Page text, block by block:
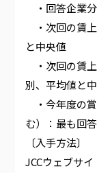
・回答企業
・次回の賃
と中央値
・次回の賃
別、平均値と
・今年度の
む）：最も回
〔入手方法〕
JCCウェブサイ